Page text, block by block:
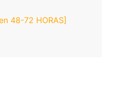
48-72 HORAS]